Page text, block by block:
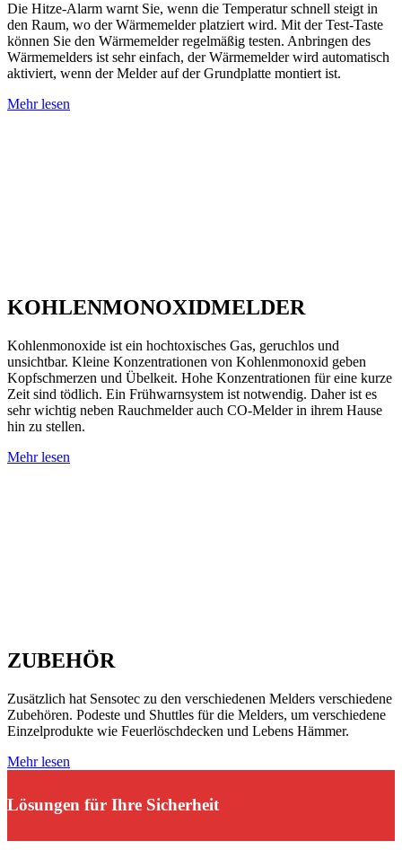
Die Hitze-Alarm warnt Sie, wenn die Temperatur schnell steigt in
den Raum, wo der Wärmemelder platziert wird. Mit der Test-Taste
können Sie den Wärmemelder regelmäßig testen. Anbringen des
Wärmemelders ist sehr einfach, der Wärmemelder wird automatisch
aktiviert, wenn der Melder auf der Grundplatte montiert ist.
Mehr lesen
KOHLENMONOXIDMELDER
Kohlenmonoxide ist ein hochtoxisches Gas, geruchlos und
unsichtbar. Kleine Konzentrationen von Kohlenmonoxid geben
Kopfschmerzen und Übelkeit. Hohe Konzentrationen für eine kurze
Zeit sind tödlich. Ein Frühwarnsystem ist notwendig. Daher ist es
sehr wichtig neben Rauchmelder auch CO-Melder in ihrem Hause
hin zu stellen.
Mehr lesen
ZUBEHÖR
Zusätzlich hat Sensotec zu den verschiedenen Melders verschiedene
Zubehören. Podeste und Shuttles für die Melders, um verschiedene
Einzelprodukte wie Feuerlöschdecken und Lebens Hämmer.
Mehr lesen
Lösungen für Ihre Sicherheit